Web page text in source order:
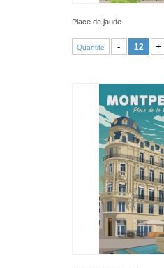
Place de jaude
Quantité - +